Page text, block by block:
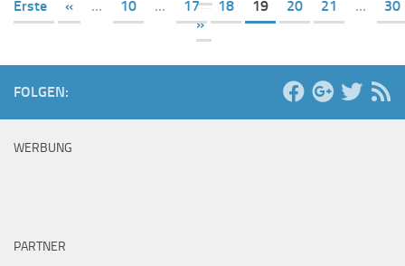
Erste
« ... 10 ... 17 18 19 20 21 ...
30
»
FOLGEN:
WERBUNG
PARTNER